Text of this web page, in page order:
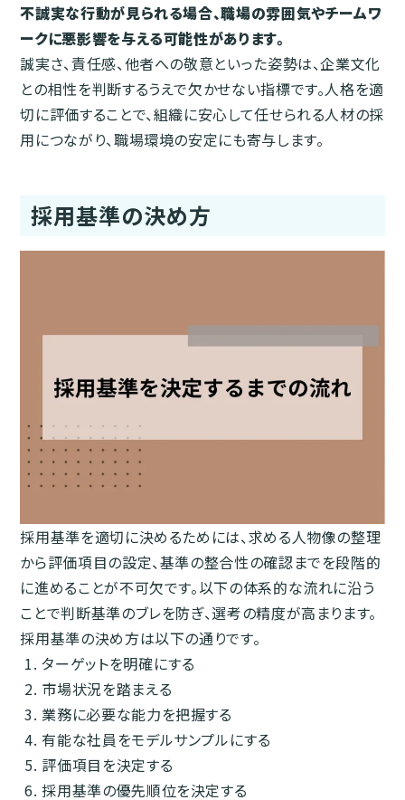
不誠実な行動が見られる場合、職場の雰囲気やチームワ
ークに悪影響を与える可能性があります。
誠実さ、責任感、他者への敬意といった姿勢は、企業文化
との相性を判断するうえで欠かせない指標です。人格を適
切に評価することで、組織に安心して任せられる人材の採
用につながり、職場環境の安定にも寄与します。
採用基準の決め方
採用基準を適切に決めるためには、求める人物像の整理
から評価項目の設定、基準の整合性の確認までを段階的
に進めることが不可欠です。以下の体系的な流れに沿う
ことで判断基準のブレを防ぎ、選考の精度が高まります。
採用基準の決め方は以下の通りです。
ターゲットを明確にする
市場状況を踏まえる
業務に必要な能力を把握する
有能な社員をモデルサンプルにする
評価項目を決定する
採用基準の優先順位を決定する